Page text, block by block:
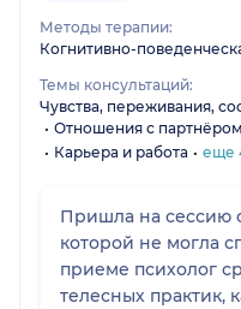
Методы терапии:
Когнитивно-
Темы консультаций:
Чувства, переживания,
Отношения с партнёром
Карьера и работа
еще
Пришла на сессию
которой не могла
приеме психолог
телесных практик,